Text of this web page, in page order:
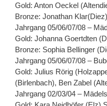
Gold: Anton Oeckel
Bronze: Jonathan Klar(Diez)
Jahrgang 05/06/07/08 –
Gold: Johanna Goertdten
Bronze: Sophia Bellinger
Jahrgang 05/06/07/08 –
Gold: Julius Rörig
(Birlenbach), Ben Zabel
Jahrgang 02/03/04 –